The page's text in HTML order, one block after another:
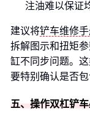
注油难以保证
建议将铲车维修
拆解图示和扭矩
缸不同步问题。
要特别确认是否包
五、操作双杠铲